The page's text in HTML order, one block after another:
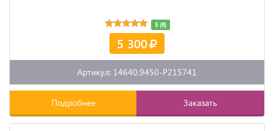
5 (6)
5 300
Артикул: 14640.9450-P215741
Подробнее Заказать